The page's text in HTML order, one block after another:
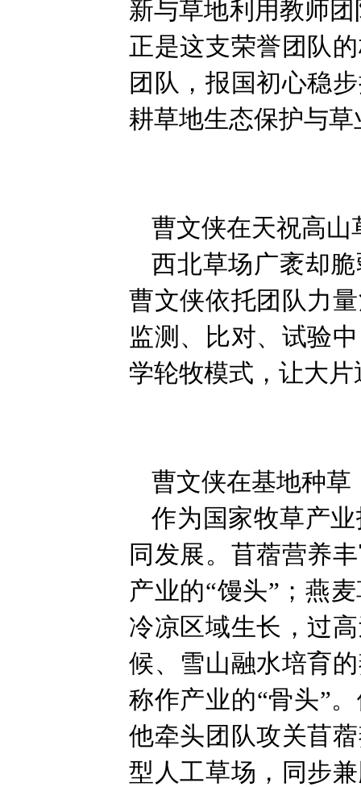
新与草地利用教师
正是这支荣誉团队
团队，报国初心稳
耕草地生态保护与
曹文侠在天祝高山
西北草场广袤却
曹文侠依托团队力
监测、比对、试验
学轮牧模式，让大
曹文侠在基地种草
作为国家牧草产
同发展。苜蓿营养
产业的“馒头”；燕
冷凉区域生长，过
候、雪山融水培育
称作产业的“骨头”
他牵头团队攻关苜
型人工草场，同步